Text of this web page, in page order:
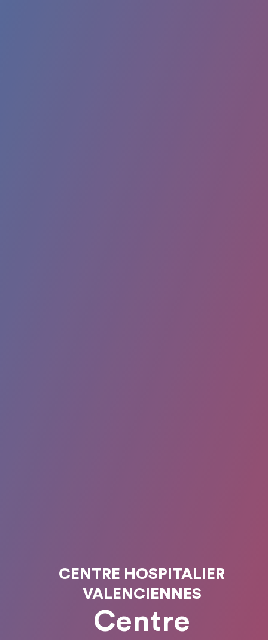
CENTRE HOSPITALIER
VALENCIENNES
Centre